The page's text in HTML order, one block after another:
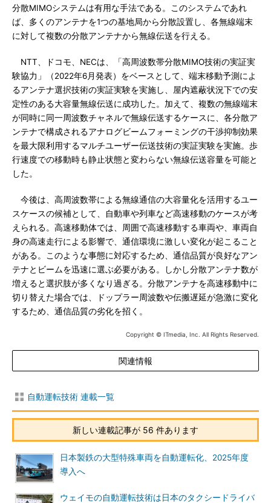
分散MIMOシステムは有用な手法である。このシステムであれ
ば、多くのアンテナを1つの基地局から分散設置し、各無線端末
に対して複数の分散アンテナから無線伝送を行える。
NTT、ドコモ、NECは、「高周波数帯分散MIMO技術の実証実
験協力」（2022年6月発表）をベースとして、端末移動予測によ
るアンテナ選択技術の実証実験を実施し、屋内遮蔽状況下での安
定性のある大容量無線伝送に成功した。加えて、複数の無線端末
が同時に同一周波数チャネルで無線伝送するケースに、各分散ア
ンテナで構成されるアナログビームフォーミングの干渉抑制効果
を最大限利用するマルチユーザー伝送技術の実証実験を実施。歩
行速度での移動時も静止状態と変わらない無線伝送容量を可能と
した。
今後は、高周波数帯による無線通信の大容量化を活用するユー
スケースの候補として、自動車や列車など高速移動のケースが考
えられる。高速移動体では、周囲で高速移動する車両や、車両自
身の高速走行による影響で、通信環境に激しい変化が起こること
がある。このような事態に対応するため、通信品質が良好なアン
テナとビームを迅速に選ぶ必要がある。しかし分散アンテナ数が
増えると選択肢が多くなり過ぎる。分散アンテナを高速移動中に
切り替えた場合では、ドップラー周波数や伝搬遅延が急激に変化
するため、通信品質の劣化を招く。
Copyright © ITmedia, Inc. All Rights Reserved.
関連情報
自動運転技術 連載一覧
新しい連載記事が 56 件あります
日本製鉄の大型特殊車両を自動運転化、2025年度
導入へ
ウェイモの自動運転技術は日本のタクシードライバ